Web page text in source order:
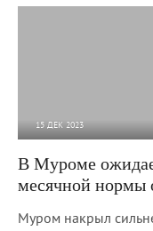
15 ДЕК 2023
В Муроме
месячной нормы
Муром накрыл